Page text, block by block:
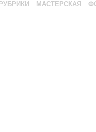
РУБРИКИ МАСТЕРСКАЯ